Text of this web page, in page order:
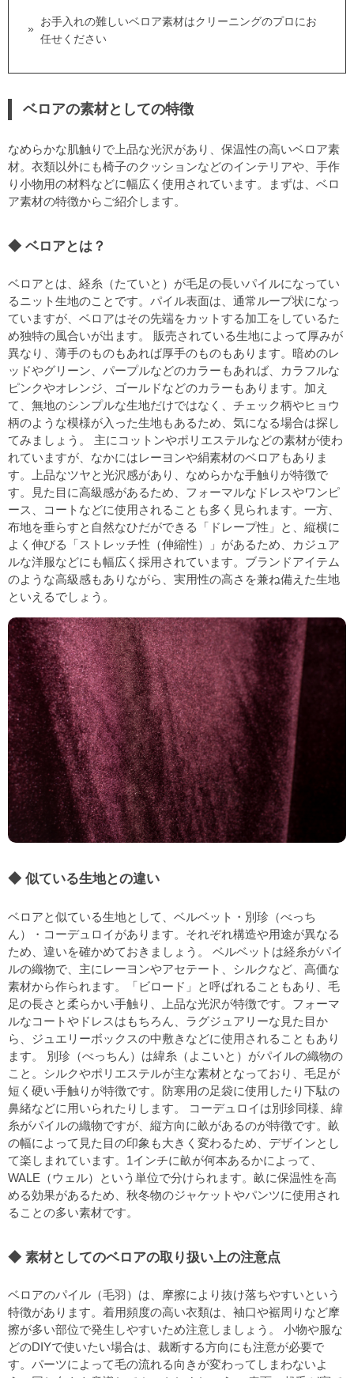
お手入れの難しいベロア素材はクリーニングのプロにお
任せください
ベロアの素材としての特徴
なめらかな肌触りで上品な光沢があり、保温性の高いベロア素
材。衣類以外にも椅子のクッションなどのインテリアや、手作
り小物用の材料などに幅広く使用されています。まずは、ベロ
ア素材の特徴からご紹介します。
ベロアとは？
ベロアとは、経糸（たていと）が毛足の長いパイルになってい
るニット生地のことです。パイル表面は、通常ループ状になっ
ていますが、ベロアはその先端をカットする加工をしているた
め独特の風合いが出ます。 販売されている生地によって厚みが
異なり、薄手のものもあれば厚手のものもあります。暗めのレ
ッドやグリーン、パープルなどのカラーもあれば、カラフルな
ピンクやオレンジ、ゴールドなどのカラーもあります。加え
て、無地のシンプルな生地だけではなく、チェック柄やヒョウ
柄のような模様が入った生地もあるため、気になる場合は探し
てみましょう。 主にコットンやポリエステルなどの素材が使わ
れていますが、なかにはレーヨンや絹素材のベロアもありま
す。上品なツヤと光沢感があり、なめらかな手触りが特徴で
す。見た目に高級感があるため、フォーマルなドレスやワンピ
ース、コートなどに使用されることも多く見られます。一方、
布地を垂らすと自然なひだができる「ドレープ性」と、縦横に
よく伸びる「ストレッチ性（伸縮性）」があるため、カジュア
ルな洋服などにも幅広く採用されています。ブランドアイテム
のような高級感もありながら、実用性の高さを兼ね備えた生地
といえるでしょう。
似ている生地との違い
ベロアと似ている生地として、ベルベット・別珍（べっち
ん）・コーデュロイがあります。それぞれ構造や用途が異なる
ため、違いを確かめておきましょう。 ベルベットは経糸がパイ
ルの織物で、主にレーヨンやアセテート、シルクなど、高価な
素材から作られます。「ビロード」と呼ばれることもあり、毛
足の長さと柔らかい手触り、上品な光沢が特徴です。フォーマ
ルなコートやドレスはもちろん、ラグジュアリーな見た目か
ら、ジュエリーボックスの中敷きなどに使用されることもあり
ます。 別珍（べっちん）は緯糸（よこいと）がパイルの織物の
こと。シルクやポリエステルが主な素材となっており、毛足が
短く硬い手触りが特徴です。防寒用の足袋に使用したり下駄の
鼻緒などに用いられたりします。 コーデュロイは別珍同様、緯
糸がパイルの織物ですが、縦方向に畝があるのが特徴です。畝
の幅によって見た目の印象も大きく変わるため、デザインとし
て楽しまれています。1インチに畝が何本あるかによって、
WALE（ウェル）という単位で分けられます。畝に保温性を高
める効果があるため、秋冬物のジャケットやパンツに使用され
ることの多い素材です。
素材としてのベロアの取り扱い上の注意点
ベロアのパイル（毛羽）は、摩擦により抜け落ちやすいという
特徴があります。着用頻度の高い衣類は、袖口や裾周りなど摩
擦が多い部位で発生しやすいため注意しましょう。 小物や服な
どのDIYで使いたい場合は、裁断する方向にも注意が必要で
す。パーツによって毛の流れる向きが変わってしまわないよ